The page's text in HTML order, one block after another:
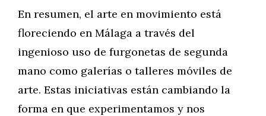
En resumen, el arte en movimiento está
floreciendo en Málaga a través del
ingenioso uso de furgonetas de segunda
mano como galerías o talleres móviles de
arte. Estas iniciativas están cambiando la
forma en que experimentamos y nos